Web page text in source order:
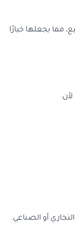
مما يجعلها خيارًا
أو الصناعي.